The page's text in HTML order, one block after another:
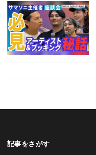
記事をさがす